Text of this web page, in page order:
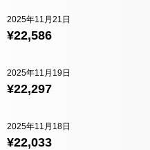
¥22,586
2025年11月21日
¥22,297
2025年11月19日
¥22,033
2025年11月18日